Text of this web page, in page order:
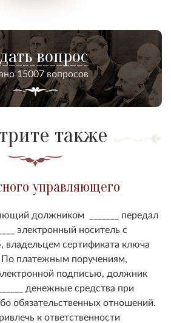
вопрос
15007 вопросов
также
управляющего
должником _______ передал
электронный носитель с
сертификата ключа
По платежным поручениям,
подписью, должник
денежные средства при
обязательственных отношений.
к ответственности